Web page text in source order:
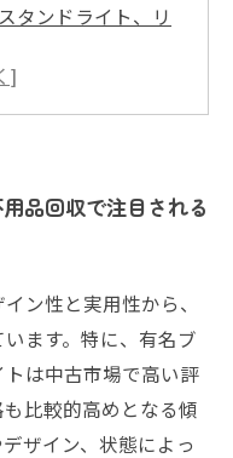
タンドライト、リ
ンドライトのリサ
！スタンドライト
ライトのリサイク
ンドライトを賢く
品回収で注目される
ン性と実用性から、
ます。特に、有名ブ
は中古市場で高い評
比較的高めとなる傾
ザイン、状態によっ